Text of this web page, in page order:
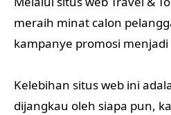
meraih minat calon
kampanye promosi
Kelebihan situs web ini
dijangkau oleh siapa pun,